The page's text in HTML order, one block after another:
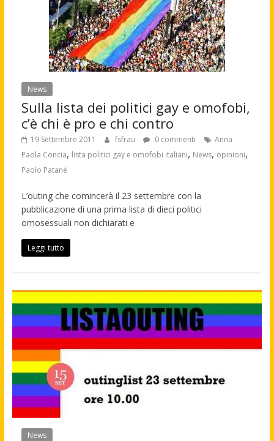
News
Sulla lista dei politici gay e omofobi,
c’è chi è pro e chi contro
19 Settembre 2011 fsfrau 0 commenti
Anna
Paola Concia, lista politici gay e omofobi italiani, News, opinioni,
Paolo Patané
L’outing che comincerà il 23 settembre con la
pubblicazione di una prima lista di dieci politici
omosessuali non dichiarati e
Leggi tutto
News